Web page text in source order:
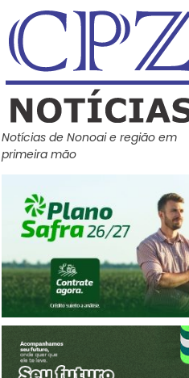
Notícias de Nonoai e região em
primeira mão